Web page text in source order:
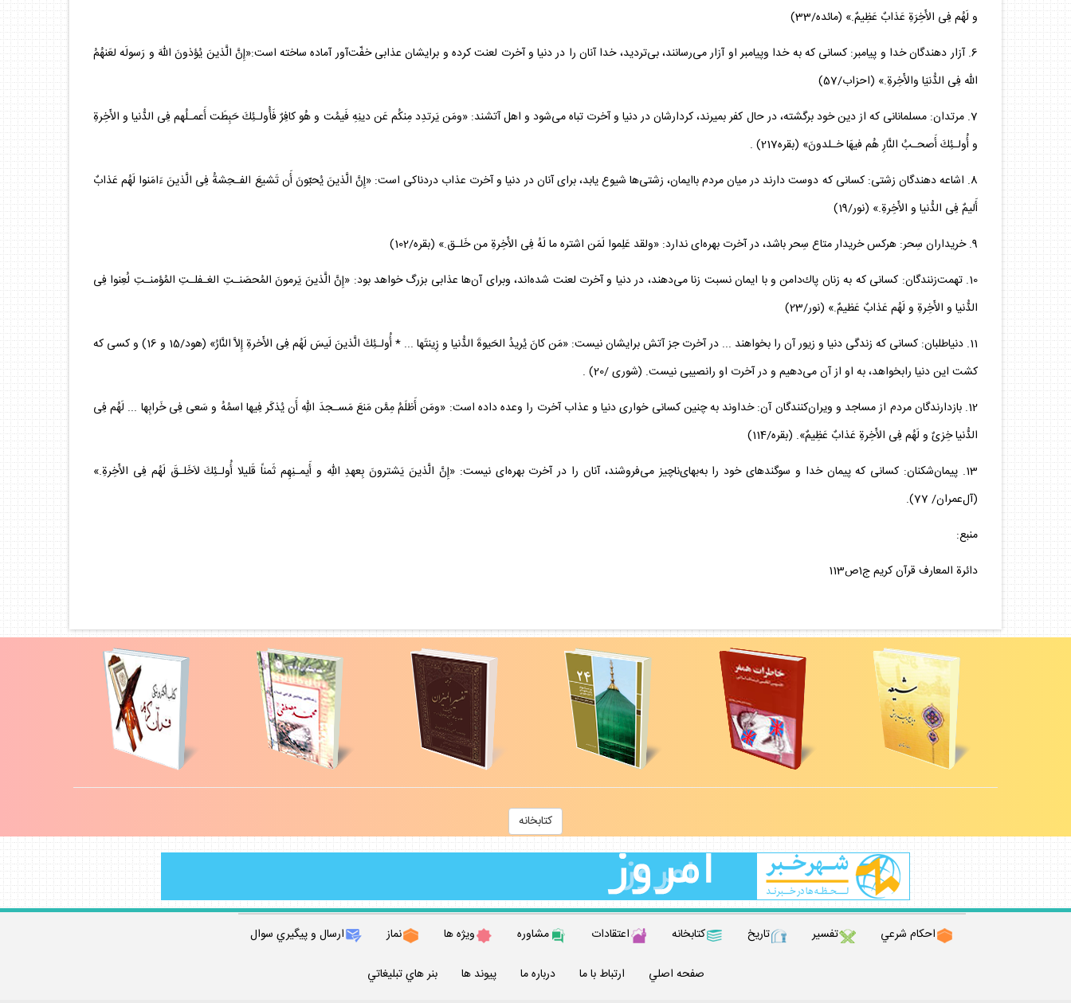
و لَهُم فِى الأَخِرَةِ عَذابٌ عَظِيمٌ.» (مائده/33)
6‌. آزار دهندگان خدا و پيامبر: كسانى كه به خدا وپيامبر او آزار مى‌رسانند، بى‌ترديد، خدا آنان را در دنيا و آخرت لعنت كرده و برايشان عذابى خفّت‌آور آماده ساخته است:«إِنَّ الَّذينَ يُؤذونَ اللّهَ و رَسولَه لعَنهُمُ
اللّه فِى الدُّنيَا والأَخِرةِ.» (احزاب/57)
7. مرتدان: مسلمانانى كه از دين خود برگشته، در حال كفر بميرند، كردارشان در دنيا و آخرت تباه مى‌شود و اهل آتشند: «و‌مَن يَرتدِد مِنكُم عَن دينِهِ فَيمُت و هُو كافِرٌ فَأُولـئِكَ حَبِطَت أَعمـلُهم فِى الدُّنيا و الأَخِرةِ
و أُولـئِكَ أَصحـبُ النَّارِ هُم فيهَا خـلدونَ» (بقره217) .
8‌. اشاعه دهندگان زشتى: كسانى كه دوست دارند در ميان مردم باايمان، زشتى‌ها شيوع يابد، براى آنان در دنيا و آخرت عذاب دردناكى است: «إِنَّ الَّذينَ يُحبّونَ أَن تَشيعَ الفـحِشةُ فِى الَّذينَ ءَامَنوا لَهُم عَذابٌ
أَليمٌ فِى الدُّنيا و الأَخِرةِ.» (نور/19)
9. خريداران سِحر: هركس خريدار متاع سِحر باشد، در آخرت بهره‌اى ندارد: «و‌لقد عَلِموا لَمَن اشتره ما لَهُ فِى الأَخِرةِ من خَلـق.» (بقره/‌102)
10. تهمت‌زنندگان: كسانى كه به زنان پاك‌دامن و با ايمان نسبت زنا مى‌دهند، در دنيا و آخرت لعنت شده‌اند، و‌براى آن‌ها عذابى بزرگ خواهد بود: «إِنَّ الَّذينَ يَرمونَ المُحصَنـتِ الغـفلـتِ المُؤمنـتِ لُعِنوا فِى
الدُّنيا و الأَخِرةِ و لَهُم عَذابٌ عَظيمٌ.» (نور/23)
11. دنياطلبان: كسانى كه زندگى دنيا و زيور آن را بخواهند ... در آخرت جز آتش برايشان نيست: «مَن كانَ يُريدُ الحَيوةَ الدُّنيا و زِينتَها ... * أُولـئِكَ الَّذينَ لَيسَ لَهُم فِى الأَخرةِ إِلاَّ النَّارُ» (هود/15 و 16) و كسى كه
كشت اين دنيا رابخواهد، به او از آن مى‌دهيم و در آخرت او رانصيبى نيست. (شورى /20) .
12. بازدارندگان مردم از مساجد و ويران‌كنندگان آن: خداوند به چنين كسانى خوارى دنيا و عذاب آخرت را وعده داده است: «و‌مَن أَظلَمُ مِمَّن مَنعَ مَسـجدَ اللّهِ أَن يُذكَر فِيها اسمُهُ و سَعى فِى خَرابِها ... لَهُم فِى
الدُّنيا خِزىٌ و لَهُم فِى الأَخِرةِ عَذابٌ عَظِيمٌ». (بقره/114)
13. پيمان‌شكنان: كسانى كه پيمان خدا و سوگندهاى خود را به‌بهاى‌ناچيز مى‌فروشند، آنان را در آخرت بهره‌اى نيست: «إِنَّ الَّذينَ يَشترونَ بِعهدِ اللّهِ و أَيمـنِهِم ثَمناً قَليلا أُولـئِكَ لاَخَلـقَ لَهُم فِى الأَخِرةِ.»
(آل‌عمران/ 77).
منبع:
دائرة المعارف قرآن كريم ج1ص113
كتابخانه
احكام شرعي تفسير تاريخ كتابخانه اعتقادات مشاوره ويژه ها نماز ارسال و پيگيري سوال
صفحه اصلي ارتباط با ما درباره ما پيوند ها بنر هاي تبليغاتي